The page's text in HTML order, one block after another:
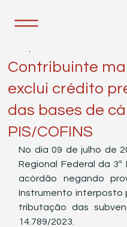
Contribuinte
exclui crédito
das bases de
PIS/COFINS
No dia 09 de julho de
Regional Federal da 3ª
acórdão negando
Instrumento interposto
tributação das
14.789/2023.